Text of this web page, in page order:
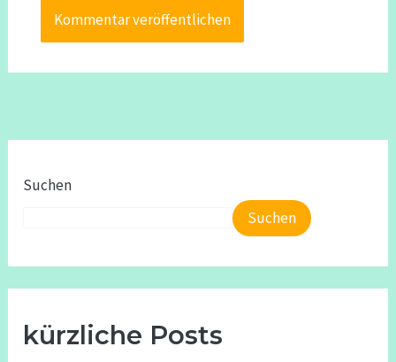
Suchen
Suchen
kürzliche Posts